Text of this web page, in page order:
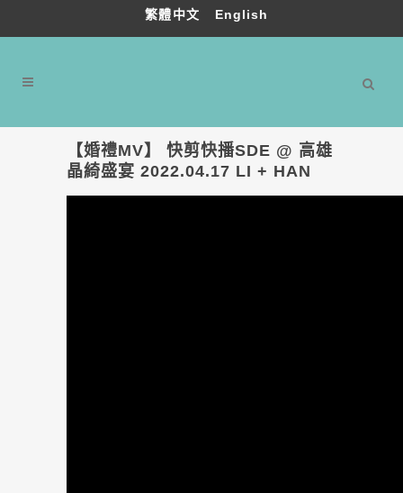
繁體中文 English
【婚禮MV】 快剪快播SDE @ 高雄
晶綺盛宴 2022.04.17 LI + HAN